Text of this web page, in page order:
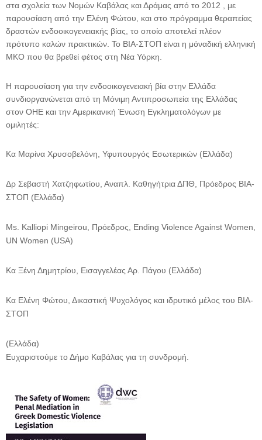
στα σχολεία των Νομών Καβάλας και Δράμας από το 2012 , με
παρουσίαση από την Ελένη Φώτου
και στο πρόγραμμα θεραπείας
δραστών ενδοοικογενειακής βίας το οποίο αποτελεί πλέον
πρότυπο καλών πρακτικών Το ΒΙΑ-ΣΤΟΠ είναι η μόναδική ελληνική
ΜΚΟ που θα βρεθεί φέτος στη Νέα Υόρκη
Η παρουσίαση για την ενδοοικογενειακή βία στην Ελλάδα
συνδιοργανώνεται από τη Μόνιμη Αντιπροσωπεία της Ελλάδας
στον ΟΗΕ και την Αμερικανική Ένωση Εγκληματολόγων με
ομιλητές:
Κα Μαρίνα Χρυσοβελόνη Υφυπουργός Εσωτερικών (Ελλάδα)
Δρ Σεβαστή Χατζηφωτίου Αναπλ Καθηγήτρια ΔΠΘ Πρόεδρος ΒΙΑ-
ΣΤΟΠ (Ελλάδα)
Ms. Kalliopi Mingeirou, Πρόεδρος , Ending Violence Against Women,
UN Women (USA)
Κα Ξένη Δημητρίου Εισαγγελέας Αρ Πάγου (Ελλάδα)
Κα Ελένη Φώτου Δικαστική Ψυχολόγος και ιδρυτικό μέλος του ΒΙΑ-
ΣΤΟΠ
(Ελλάδα)
Ευχαριστούμε το Δήμο Καβάλας για τη συνδρομή